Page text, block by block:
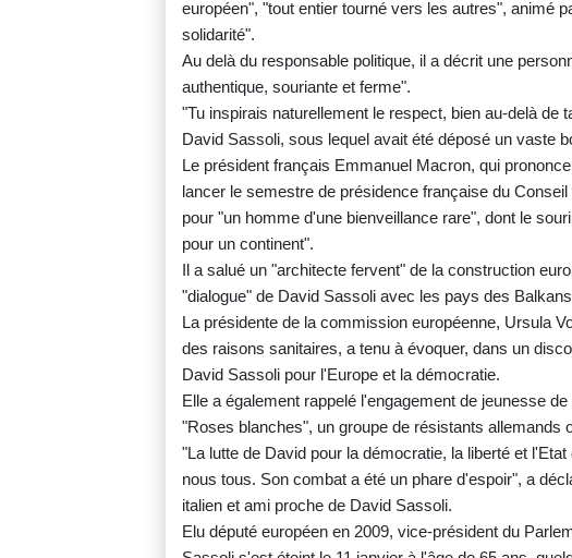
européen", "tout entier tourné vers les autres", animé
solidarité".
Au delà du responsable politique, il a décrit une
authentique, souriante et ferme".
"Tu inspirais naturellement le respect, bien au-delà de
David Sassoli, sous lequel avait été déposé un vaste
Le président français Emmanuel Macron, qui
lancer le semestre de présidence française du
pour "un homme d'une bienveillance rare", dont le
pour un continent".
Il a salué un "architecte fervent" de la construction
"dialogue" de David Sassoli avec les pays des
La présidente de la commission européenne, Ursula
des raisons sanitaires, a tenu à évoquer, dans un
David Sassoli pour l'Europe et la démocratie.
Elle a également rappelé l'engagement de jeunesse
"Roses blanches", un groupe de résistants allemands
"La lutte de David pour la démocratie, la liberté et
nous tous. Son combat a été un phare d'espoir", a
italien et ami proche de David Sassoli.
Elu député européen en 2009, vice-président du